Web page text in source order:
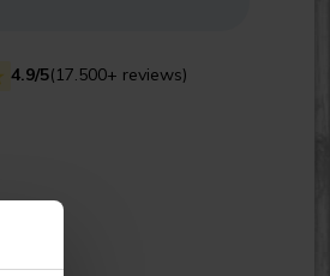
4.9/5(17.500+ reviews)